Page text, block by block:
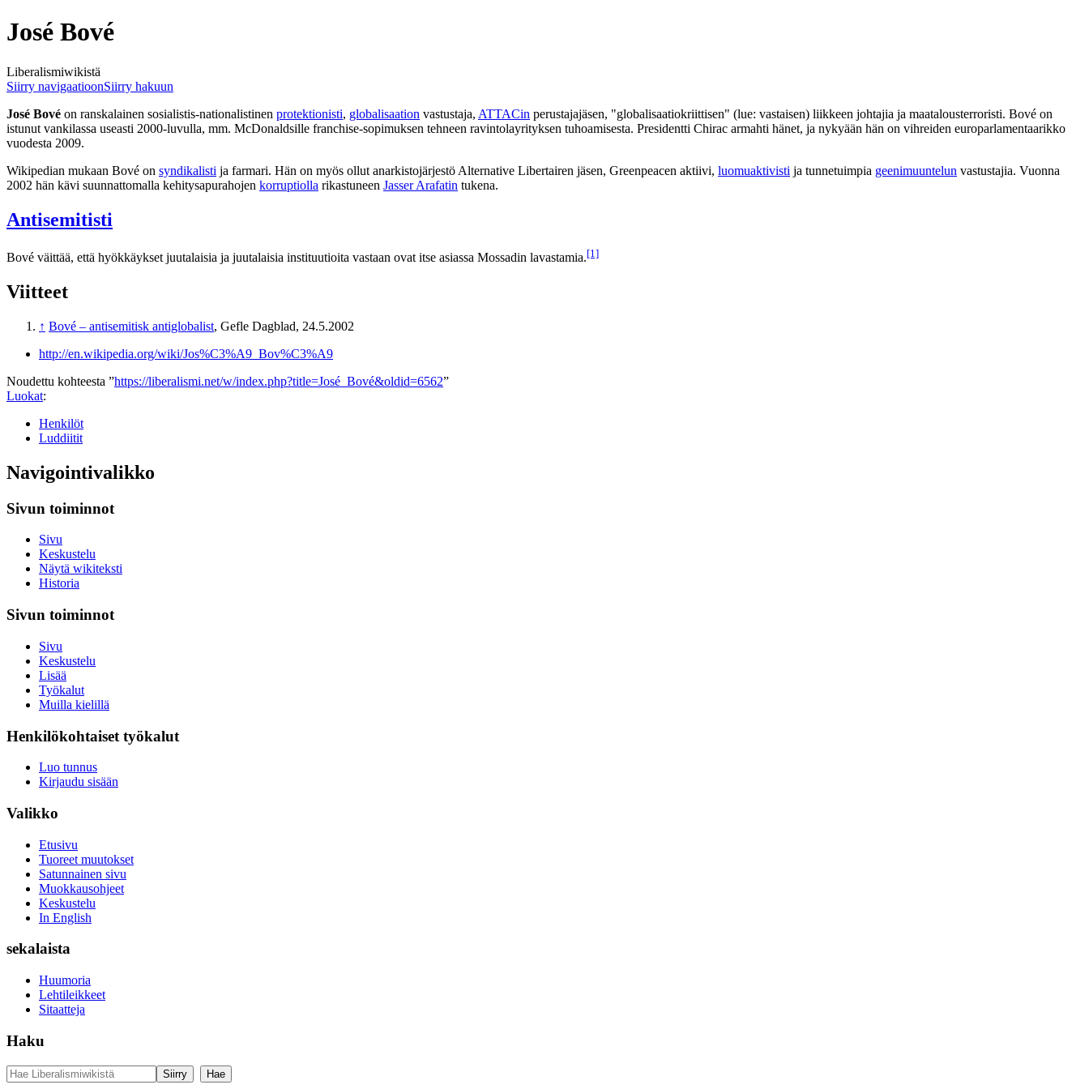
José Bové
Liberalismiwikistä
Siirry navigaatioonSiirry hakuun
José Bové on ranskalainen sosialistis-nationalistinen protektionisti, globalisaation vastustaja, ATTACin perustajajäsen, "globalisaatiokriittisen" (lue: vastaisen) liikkeen johtajia ja maatalousterroristi. Bové on
istunut vankilassa useasti 2000-luvulla, mm. McDonaldsille franchise-sopimuksen tehneen ravintolayrityksen tuhoamisesta. Presidentti Chirac armahti hänet, ja nykyään hän on vihreiden europarlamentaarikko
vuodesta 2009.
Wikipedian mukaan Bové on syndikalisti ja farmari. Hän on myös ollut anarkistojärjestö Alternative Libertairen jäsen, Greenpeacen aktiivi, luomuaktivisti ja tunnetuimpia geenimuuntelun vastustajia. Vuonna
2002 hän kävi suunnattomalla kehitysapurahojen korruptiolla rikastuneen Jasser Arafatin tukena.
Antisemitisti
Bové väittää, että hyökkäykset juutalaisia ja juutalaisia instituutioita vastaan ovat itse asiassa Mossadin lavastamia.[1]
Viitteet
↑ Bové – antisemitisk antiglobalist, Gefle Dagblad, 24.5.2002
http://en.wikipedia.org/wiki/Jos%C3%A9_Bov%C3%A9
Noudettu kohteesta ”https://liberalismi.net/w/index.php?title=José_Bové&oldid=6562”
Luokat:
Henkilöt
Luddiitit
Navigointivalikko
Sivun toiminnot
Sivu
Keskustelu
Näytä wikiteksti
Historia
Sivun toiminnot
Sivu
Keskustelu
Lisää
Työkalut
Muilla kielillä
Henkilökohtaiset työkalut
Luo tunnus
Kirjaudu sisään
Valikko
Etusivu
Tuoreet muutokset
Satunnainen sivu
Muokkausohjeet
Keskustelu
In English
sekalaista
Huumoria
Lehtileikkeet
Sitaatteja
Haku